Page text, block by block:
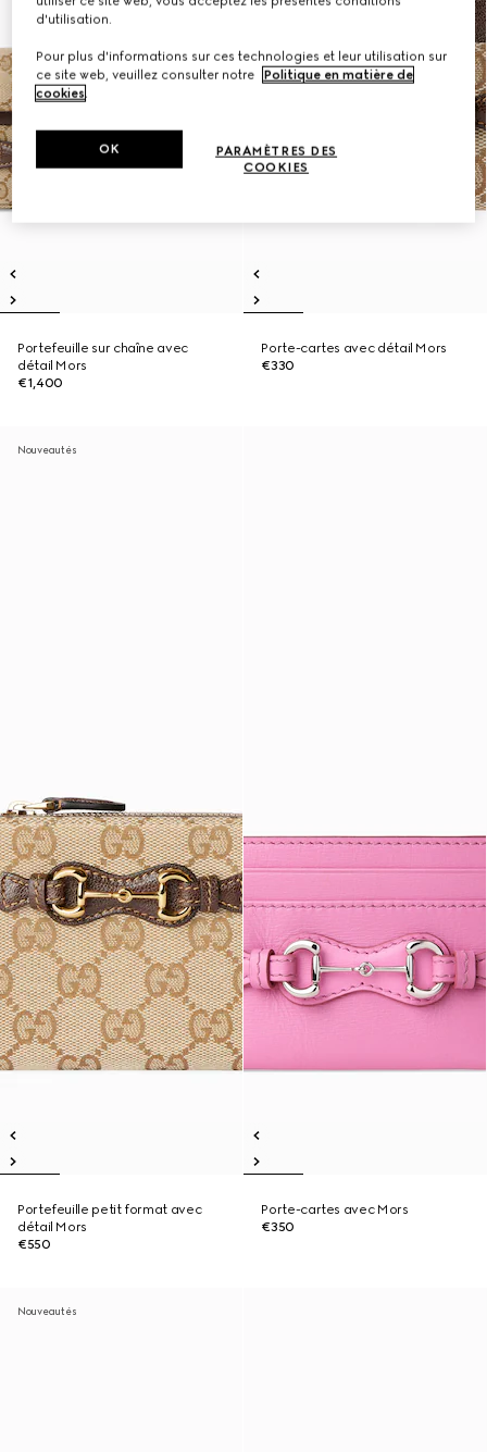
Portefeuille sur chaîne avec
détail Mors
€1,400
Porte-cartes avec détail Mors
€330
Nouveautés
Portefeuille petit format avec
détail Mors
€550
Porte-cartes avec Mors
€350
Nouveautés
d'utilisation.
Pour plus d'informations sur ces technologies et leur utilisation sur
ce site web, veuillez consulter notre
Politique en matière de
cookies.
PARAMÈTRES DES
COOKIES
OK